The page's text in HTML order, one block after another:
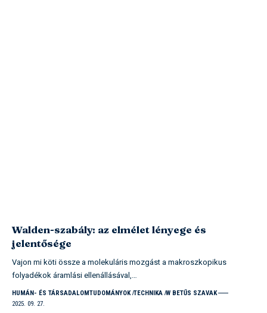
Walden-szabály: az elmélet lényege és
jelentősége
Vajon mi köti össze a molekuláris mozgást a makroszkopikus
folyadékok áramlási ellenállásával,…
HUMÁN- ÉS TÁRSADALOMTUDOMÁNYOK TECHNIKA W BETŰS SZAVAK
2025. 09. 27.